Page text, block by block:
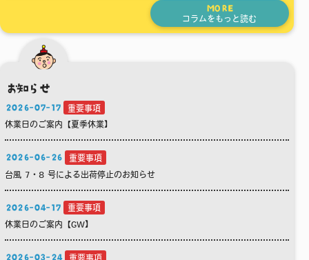
MORE
コラムをもっと読む
お知らせ
2026-07-17
重要事項
休業日のご案内【夏季休業】
2026-06-26
重要事項
台風 7・8 号による出荷停止のお知らせ
2026-04-17
重要事項
休業日のご案内【GW】
2026-03-24
重要事項